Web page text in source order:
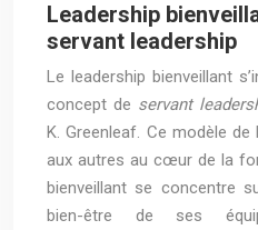
Leadership
servant leadership
Le leadership bienveillant
concept de servant
K. Greenleaf. Ce modèle
aux autres au cœur de la
bienveillant se concentre
bien-être de ses